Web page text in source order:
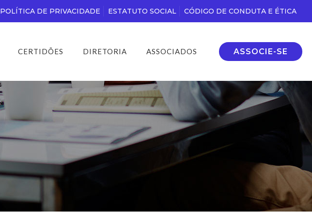
POLÍTICA DE PRIVACIDADE ESTATUTO SOCIAL CÓDIGO DE CONDUTA E ÉTICA
CERTIDÕES DIRETORIA ASSOCIADOS ASSOCIE-SE